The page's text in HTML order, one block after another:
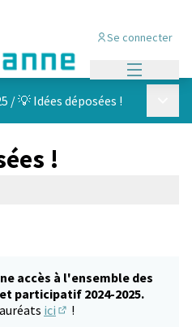
Se connecter
/💡 Idées déposées !
!
accès à l'ensemble des
participatif 2024-2025.
ici !